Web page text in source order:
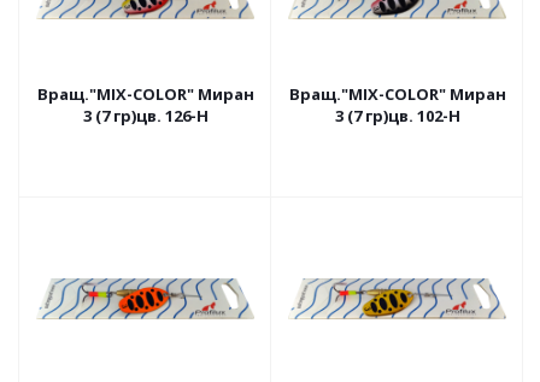
Вращ."MIX-COLOR" Миран
3 (7 гр)цв. 126-H
Вращ."MIX-COLOR" Миран
3 (7 гр)цв. 102-H